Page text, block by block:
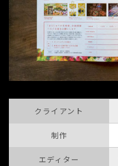
クライアント
制作
エディター